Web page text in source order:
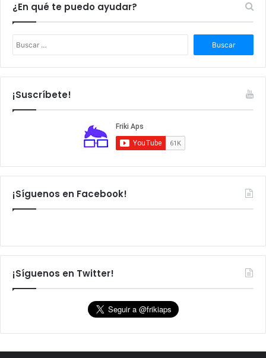
¿En qué te puedo ayudar?
s
c
¡Suscríbete!
¡Síguenos en Facebook!
¡Síguenos en Twitter!